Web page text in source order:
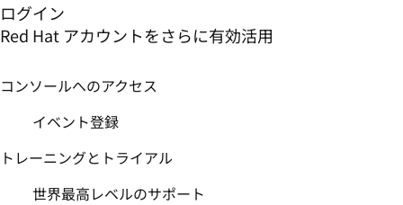
ログイン
Red Hat アカウントをさらに有効活用
コンソールへのアクセス
イベント登録
トレーニングとトライアル
世界最高レベルのサポート